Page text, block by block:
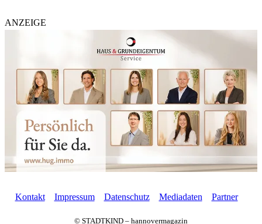
ANZEIGE
Kontakt Impressum Datenschutz Mediadaten Partner
© STADTKIND – hannovermagazin